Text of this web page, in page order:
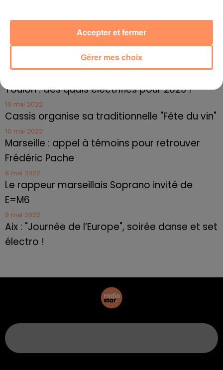
relation extras et...
Le cocholed pour jouer à la pétanque
jusqu'au bout de la nuit !
Toulon : des quais électrifiés pour 2023 !
10 mai 2022
Cassis organise sa traditionnelle "Fête du vin"
10 mai 2022
Marseille : appel à témoins pour retrouver
Frédéric Pache
8 mai 2022
Le rappeur marseillais Soprano invité de
E=M6
8 mai 2022
Aix : "Journée de l’Europe", soirée danse et set
électro !
Gérer mes choix
Accepter et fermer